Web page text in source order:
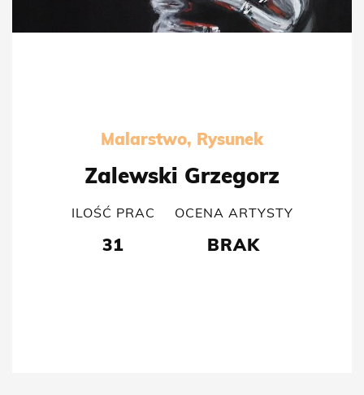
Malarstwo, Rysunek
Zalewski Grzegorz
ILOŚĆ PRAC
31
OCENA ARTYSTY
BRAK